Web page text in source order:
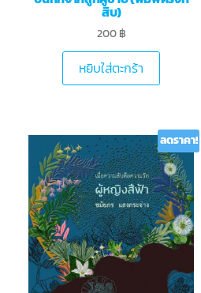
สิบ)
200 ฿
หยิบใส่ตะกร้า
ลดราคา!